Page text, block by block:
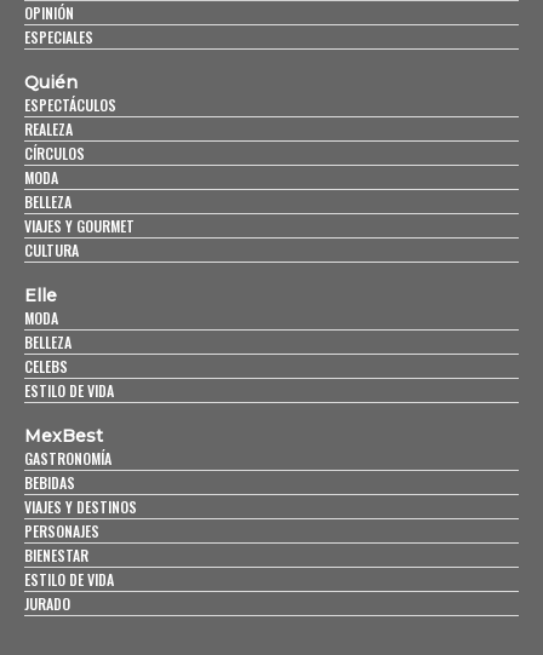
OPINIÓN
ESPECIALES
Quién
ESPECTÁCULOS
REALEZA
CÍRCULOS
MODA
BELLEZA
VIAJES Y GOURMET
CULTURA
Elle
MODA
BELLEZA
CELEBS
ESTILO DE VIDA
MexBest
GASTRONOMÍA
BEBIDAS
VIAJES Y DESTINOS
PERSONAJES
BIENESTAR
ESTILO DE VIDA
JURADO